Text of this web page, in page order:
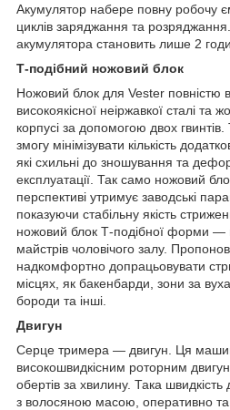
Акумулятор набере повну робочу
циклів заряджання та
акумулятора становить лише 2
Т-подібний ножовий блок
Ножовий блок для Vester повністю
високоякісної неіржавкої сталі та
корпусі за допомогою двох
змогу мінімізувати кількість
які схильні до зношування та
експлуатації. Так само ножовий
перспективі утримує заводські
показуючи стабільну якість
ножовий блок Т-подібної форми —
майстрів чоловічого залу.
надкомфортно допрацьовувати
місцях, як бакенбарди, зони за
бороди та інші.
Двигун
Серце тримера — двигун. Ця
високошвидкісним роторним
обертів за хвилину. Така
з волосяною масою, оперативно та